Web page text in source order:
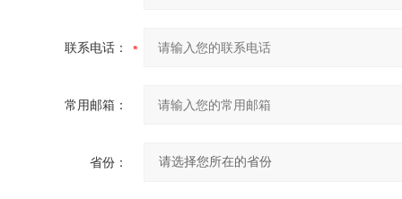
联系电话：
常用邮箱：
省份：